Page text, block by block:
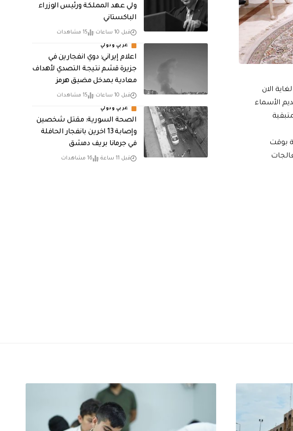
الان
الأسماء
بوقت
ولي عهد المملكة ورئيس الوزراء
الباكستاني
قبل 10 ساعات 15 مشاهدات
عربي ودولي
اعلام إيراني: دوي انفجارين في
جزيرة قشم نتيجة التصدي لأهداف
معادية بمدخل مضيق هرمز
قبل 10 ساعات 15 مشاهدات
عربي ودولي
الصحة السورية: مقتل شخصين
وإصابة 13 اخرين بانفجار الحافلة
في جرمانا بريف دمشق
قبل 11 ساعة 16 مشاهدات